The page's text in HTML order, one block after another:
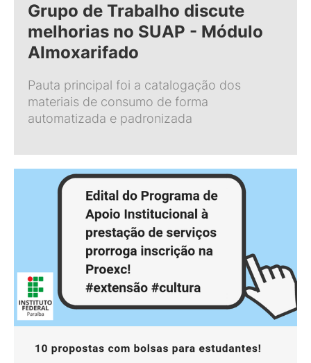
Grupo de Trabalho discute
melhorias no SUAP - Módulo
Almoxarifado
Pauta principal foi a catalogação dos
materiais de consumo de forma
automatizada e padronizada